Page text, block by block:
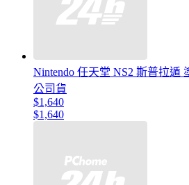
Nintendo 任天堂 NS2 斯普拉遁
公司貨
$1,640
$1,640